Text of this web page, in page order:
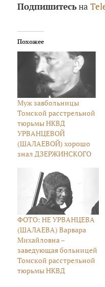
Подпишитесьна
Похожее
Муж завбольницы
Томской расстрельной
тюрьмы НКВД
УРВАНЦЕВОЙ
(ШАЛАЕВОЙ) хорошо
знал ДЗЕРЖИНСКОГО
ФОТО: НЕ УРВАНЦЕВА
(ШАЛАЕВА) Варвара
Михайловна –
заведующая больницей
Томской расстрельной
тюрьмы НКВД